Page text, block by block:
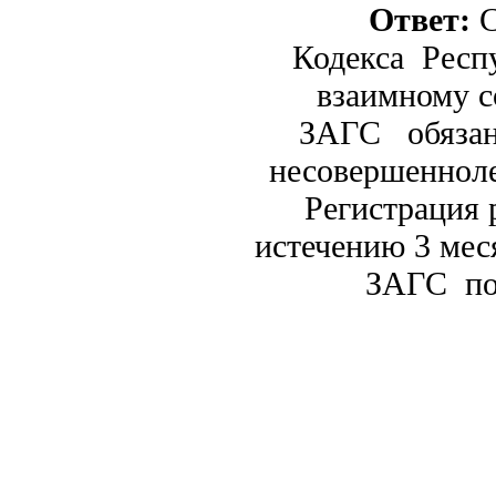
Ответ:
Кодекса
взаимному
ЗАГС
Регистрация
истечению 3
ЗАГС по